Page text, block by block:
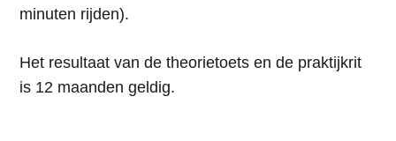
minuten rijden).
Het resultaat van de theorietoets en de praktijkrit
is 12 maanden geldig.